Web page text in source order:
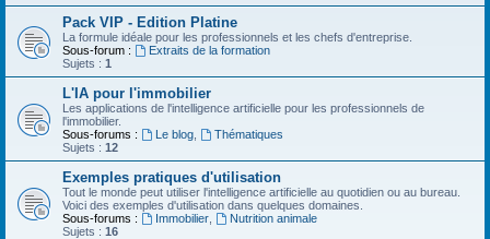
Pack VIP - Edition Platine
La formule idéale pour les professionnels et les chefs d'entreprise.
Sous-forum :
Extraits de la formation
Sujets : 1
L'IA pour l'immobilier
Les applications de l'intelligence artificielle pour les professionnels de
l'immobilier.
Sous-forums :
Le blog,
Thématiques
Sujets : 12
Exemples pratiques d'utilisation
Tout le monde peut utiliser l'intelligence artificielle au quotidien ou au bureau.
Voici des exemples d'utilisation dans quelques domaines.
Sous-forums :
Immobilier,
Nutrition animale
Sujets : 16